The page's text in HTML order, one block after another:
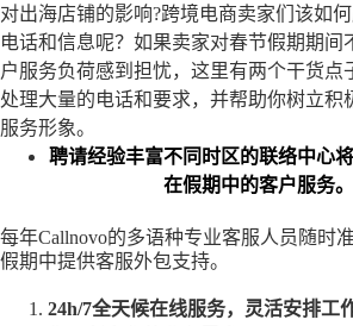
对出海店铺的影响?跨境电商卖家们该如
电话和信息呢？如果卖家对春节假期期间
户服务负荷感到担忧，这里有两个干货点
处理大量的电话和要求，并帮助你树立积
服务形象。
聘请经验丰富不同时区的联络中心
在假期中的客户服务。
每年Callnovo的多语种专业客服人员随时
假期中提供客服外包支持。
24h/7全天候在线服务，灵活安排工